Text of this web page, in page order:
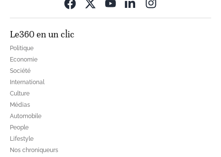
Le360 en un clic
Politique
Economie
Société
International
Culture
Médias
Automobile
People
Lifestyle
Nos chroniqueurs